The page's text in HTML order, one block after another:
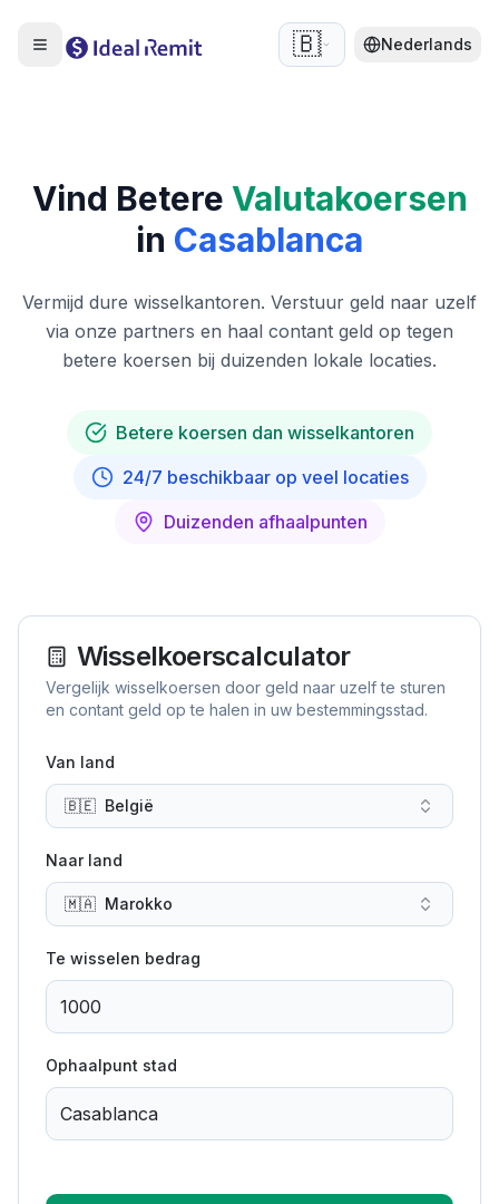
🇧🇪 Nederlands
Vind Betere Valutakoersen
in Casablanca
Vermijd dure wisselkantoren. Verstuur geld naar uzelf
via onze partners en haal contant geld op tegen
betere koersen bij duizenden lokale locaties.
Betere koersen dan wisselkantoren
24/7 beschikbaar op veel locaties
Duizenden afhaalpunten
Wisselkoerscalculator
Vergelijk wisselkoersen door geld naar uzelf te sturen
en contant geld op te halen in uw bestemmingsstad.
Van land
🇧🇪 België
Naar land
🇲🇦 Marokko
Te wisselen bedrag
Ophaalpunt stad